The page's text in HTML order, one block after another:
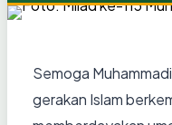
Semoga
gerakan Islam